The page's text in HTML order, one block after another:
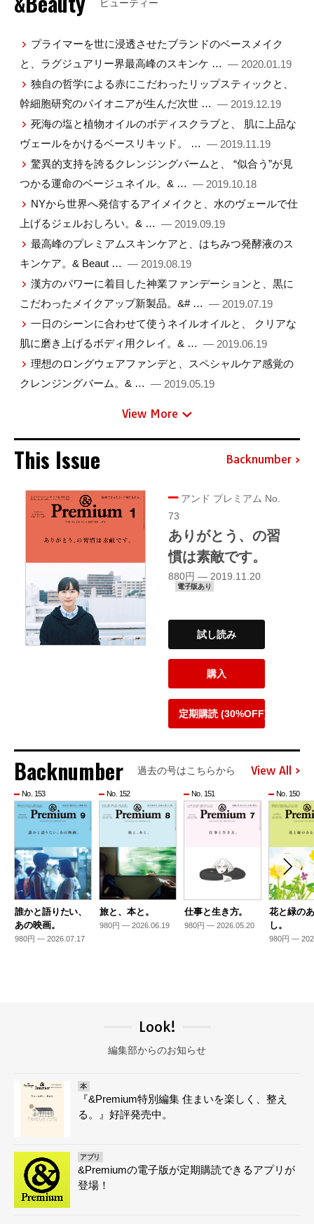
ビューティー
プライマーを世に浸透させたブランドのベースメイク
と、ラグジュアリー界最高峰のスキンケ … — 2020.01.19
独自の哲学による赤にこだわったリップスティックと、
幹細胞研究のパイオニアが生んだ次世 … — 2019.12.19
死海の塩と植物オイルのボディスクラブと、 肌に上品な
ヴェールをかけるベースリキッド。 … — 2019.11.19
驚異的支持を誇るクレンジングバームと、 “似合う”が見
つかる運命のベージュネイル。& … — 2019.10.18
NYから世界へ発信するアイメイクと、水のヴェールで仕
上げるジェルおしろい。& … — 2019.09.19
最高峰のプレミアムスキンケアと、はちみつ発酵液のス
キンケア。& Beaut … — 2019.08.19
漢方のパワーに着目した神業ファンデーションと、黒に
こだわったメイクアップ新製品。&# … — 2019.07.19
一日のシーンに合わせて使うネイルオイルと、 クリアな
肌に磨き上げるボディ用クレイ。& … — 2019.06.19
理想のロングウェアファンデと、スペシャルケア感覚の
クレンジングバーム。& … — 2019.05.19
View More
This Issue Backnumber
アンド プレミアム No.
73
ありがとう、の習
慣は素敵です。
880円 — 2019.11.20
電子版あり
試し読み
購入
定期購読 (30%OFF)
Backnumber 過去の号はこちらから View All
No. 153
誰かと語りたい、
あの映画。
980円 — 2026.07.17
No. 152
旅と、本と。
980円 — 2026.06.19
No. 151
仕事と生き方。
980円 — 2026.05.20
No. 150
花と緑の
し。
980円 —
Look!
編集部からのお知らせ
本
『&Premium特別編集 住まいを楽しく、整え
る。』好評発売中。
アプリ
&Premiumの電子版が定期購読できるアプリが
登場！